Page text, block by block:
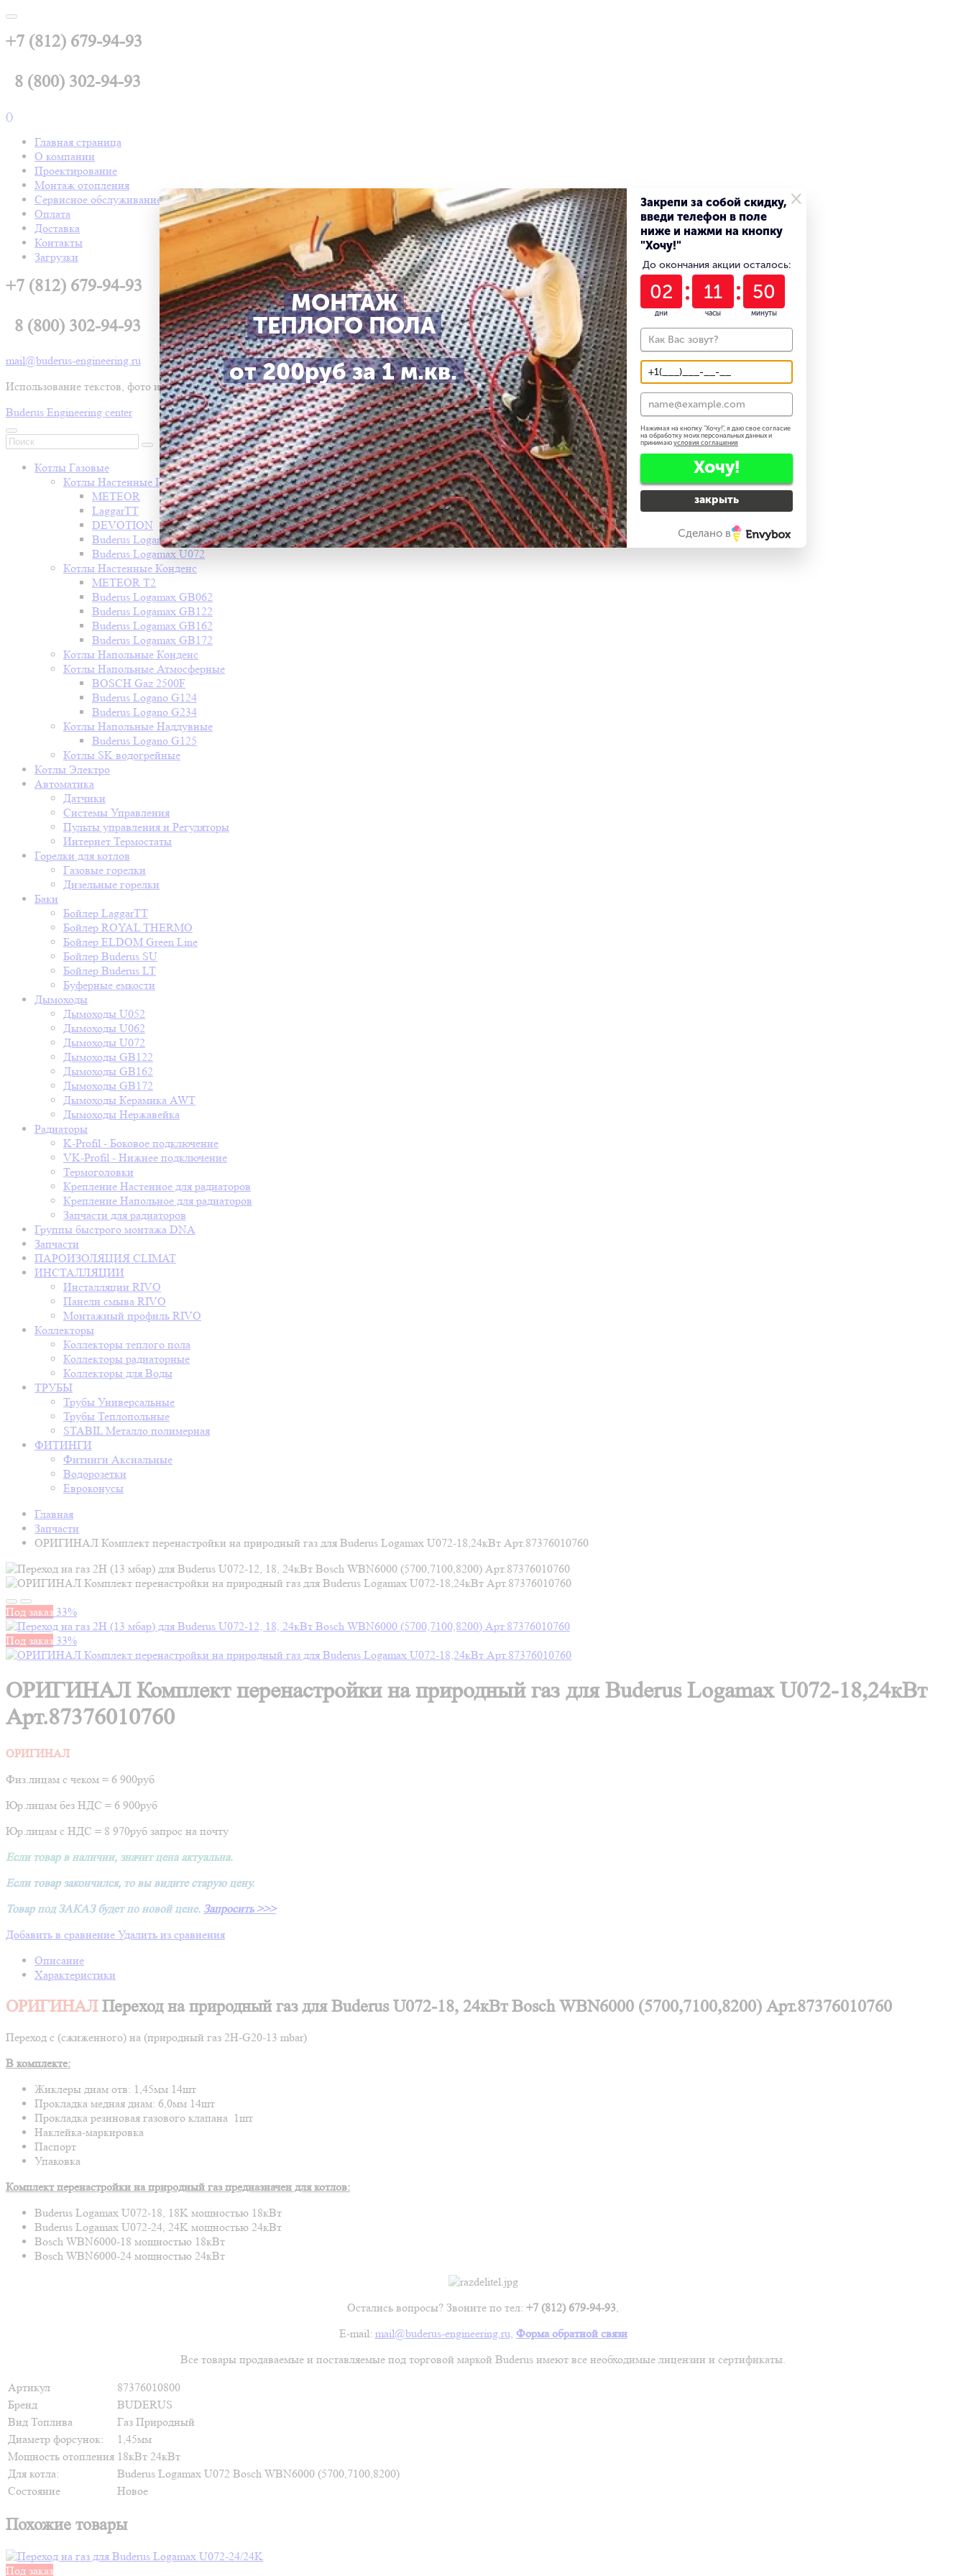
+7 (812) 679-94-93
8 (800) 302-94-93
()
Главная страница
О компании
Проектирование
Монтаж отопления
Сервисное обслуживание
Оплата
Доставка
Контакты
Загрузки
+7 (812) 679-94-93
8 (800) 302-94-93
mail@buderus-engineering.ru
Использование текстов, фото и видео без письменного разрешения ЗАПРЕЩЕНО.
Buderus Engineering center
Котлы Газовые
Котлы Настенные Газовые
METEOR
LaggarTT
DEVOTION
Buderus Logamax U052
Buderus Logamax U072
Котлы Настенные Конденс
METEOR T2
Buderus Logamax GB062
Buderus Logamax GB122
Buderus Logamax GB162
Buderus Logamax GB172
Котлы Напольные Конденс
Котлы Напольные Атмосферные
BOSCH Gaz 2500F
Buderus Logano G124
Buderus Logano G234
Котлы Напольные Наддувные
Buderus Logano G125
Котлы SK водогрейные
Котлы Электро
Автоматика
Датчики
Системы Управления
Пульты управления и Регуляторы
Интернет Термостаты
Горелки для котлов
Газовые горелки
Дизельные горелки
Баки
Бойлер LaggarTT
Бойлер ROYAL THERMO
Бойлер ELDOM Green Line
Бойлер Buderus SU
Бойлер Buderus LT
Буферные емкости
Дымоходы
Дымоходы U052
Дымоходы U062
Дымоходы U072
Дымоходы GB122
Дымоходы GB162
Дымоходы GB172
Дымоходы Керамика AWT
Дымоходы Нержавейка
Радиаторы
K-Profil - Боковое подключение
VK-Profil - Нижнее подключение
Термоголовки
Крепление Настенное для радиаторов
Крепление Напольное для радиаторов
Запчасти для радиаторов
Группы быстрого монтажа DNA
Запчасти
ПАРОИЗОЛЯЦИЯ CLIMAT
ИНСТАЛЛЯЦИИ
Инсталляции RIVO
Панели смыва RIVO
Монтажный профиль RIVO
Коллекторы
Коллекторы теплого пола
Коллекторы радиаторные
Коллекторы для Воды
ТРУБЫ
Трубы Универсальные
Трубы Теплопольные
STABIL Металло полимерная
ФИТИНГИ
Фитинги Аксиальные
Водорозетки
Евроконусы
Главная
Запчасти
ОРИГИНАЛ Комплект перенастройки на природный газ для Buderus Logamax U072-18,24кВт Арт.87376010760
Под заказ 33%
Под заказ 33%
ОРИГИНАЛ Комплект перенастройки на природный газ для Buderus Logamax U072-18,24кВт
Арт.87376010760
ОРИГИНАЛ
Физ.лицам с чеком = 6 900руб
Юр.лицам без НДС = 6 900руб
Юр.лицам с НДС = 8 970руб запрос на почту
Если товар в наличии, значит цена актуальна.
Если товар закончился, то вы видите старую цену.
Товар под ЗАКАЗ будет по новой цене. Запросить >>>
Добавить в сравнение Удалить из сравнения
Описание
Характеристики
ОРИГИНАЛПереход на природный газ для Buderus U072-18, 24кВт Bosch WBN6000 (5700,7100,8200) Арт.87376010760
Переход с (сжиженного) на (природный газ 2H-G20-13 mbar)
В комплекте:
Жиклеры диам отв: 1,45мм 14шт
Прокладка медная диам: 6,0мм 14шт
Прокладка резиновая газового клапана 1шт
Наклейка-маркировка
Паспорт
Упаковка
Комплект перенастройки на природный газ предназначен для котлов:
Buderus Logamax U072-18, 18K мощностью 18кВт
Buderus Logamax U072-24, 24K мощностью 24кВт
Bosch WBN6000-18 мощностью 18кВт
Bosch WBN6000-24 мощностью 24кВт
Остались вопросы? Звоните по тел: +7 (812) 679-94-93,
E-mail: mail@buderus-engineering.ru, Форма обратной связи
Все товары продаваемые и поставляемые под торговой маркой Buderus имеют все необходимые лицензии и сертификаты.
Артикул
87376010800
Бренд
BUDERUS
Вид Топлива
Газ Природный
Диаметр форсунок:
1,45мм
Мощность отопления 18кВт 24кВт
Для котла:
Buderus Logamax U072 Bosch WBN6000 (5700,7100,8200)
Состояние
Новое
Похожие товары
Под заказ
МОНТАЖ
ТЕПЛОГО ПОЛА
от 200руб за 1 м.кв.
×
Закрепи за собой скидку,
введи телефон в поле
ниже и нажми на кнопку
"Хочу!"
До окончания акции осталось:
02
дни
11
часы
50
минуты
Нажимая на кнопку "Хочу!", я даю свое согласие
на обработку моих персональных данных и
принимаю условия соглашения
Хочу!
закрыть
Сделано в